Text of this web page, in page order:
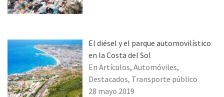
El diésel y el parque automovilístico
en la Costa del Sol
En Artículos, Automóviles,
Destacados, Transporte público
28 mayo 2019